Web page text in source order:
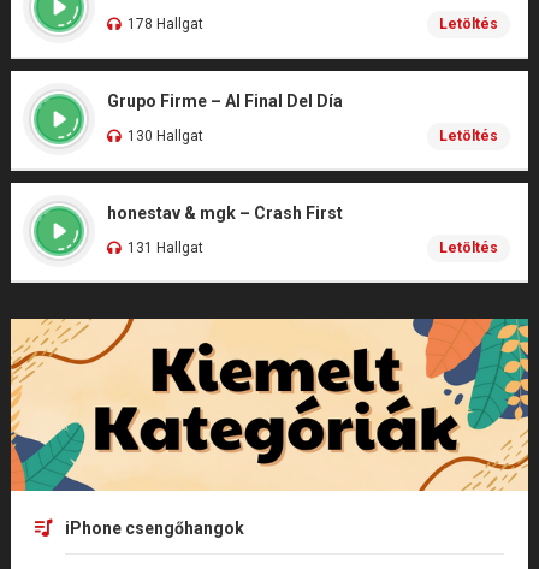
178 Hallgat Letöltés
Grupo Firme – Al Final Del Día
130 Hallgat Letöltés
honestav & mgk – Crash First
131 Hallgat Letöltés
iPhone csengőhangok